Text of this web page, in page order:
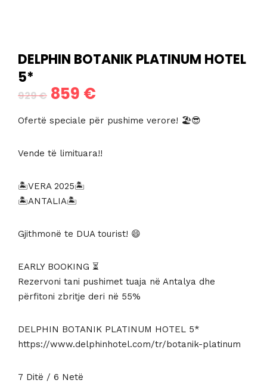
DELPHIN BOTANIK PLATINUM HOTEL
5*
929€ Çmimi
origjinal
929 €.
859 €
i
është:
Ofertë speciale për pushime verore! 🏖😎
Vende të limituara!!
🏝VERA 2025🏝
🏝ANTALIA🏝
Gjithmonë te DUA tourist! 😄
EARLY BOOKING ⏳
Rezervoni tani pushimet tuaja në Antalya dhe
përfitoni zbritje deri në 55%
DELPHIN BOTANIK PLATINUM HOTEL 5*
https://www.delphinhotel.com/tr/botanik-platinum
7 Ditë / 6 Netë